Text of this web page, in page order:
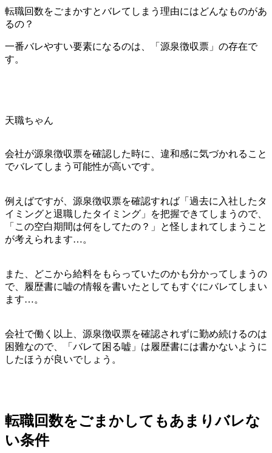
転職回数をごまかすとバレてしまう理由にはどんなものがあ
るの？
一番バレやすい要素になるのは、「源泉徴収票」の存在で
す。
天職ちゃん
会社が源泉徴収票を確認した時に、違和感に気づかれること
でバレてしまう可能性が高いです。
例えばですが、源泉徴収票を確認すれば「過去に入社したタ
イミングと退職したタイミング」を把握できてしまうので、
「この空白期間は何をしてたの？」と怪しまれてしまうこと
が考えられます…。
また、どこから給料をもらっていたのかも分かってしまうの
で、履歴書に嘘の情報を書いたとしてもすぐにバレてしまい
ます…。
会社で働く以上、源泉徴収票を確認されずに勤め続けるのは
困難なので、「バレて困る嘘」は履歴書には書かないように
したほうが良いでしょう。
転職回数をごまかしてもあまりバレな
い条件